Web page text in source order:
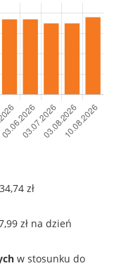
zł
zł na dzień
w stosunku do